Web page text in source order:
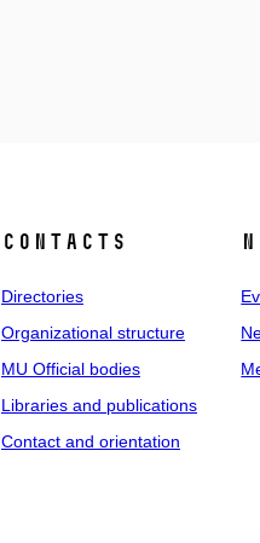
Contacts
Directories
Organizational structure
MU Official bodies
Libraries and publications
Contact and orientation